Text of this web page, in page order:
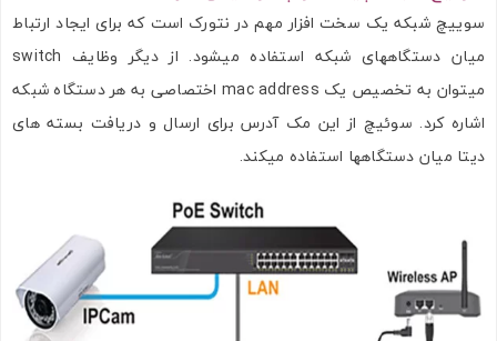
سوییچ شبکه یک سخت افزار مهم در نتورک است که برای ایجاد ارتباط
میان دستگاههای شبکه استفاده میشود. از دیگر وظایف switch
میتوان به تخصیص یک mac address اختصاصی به هر دستگاه شبکه
اشاره کرد. سوئیچ از این مک آدرس برای ارسال و دریافت بسته های
دیتا میان دستگاهها استفاده میکند.